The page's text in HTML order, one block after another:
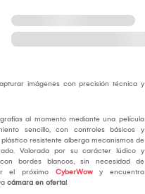
imágenes con precisión técnica y
al momento mediante una película
sencillo, con controles básicos y
resistente alberga mecanismos de
Valorada por su carácter lúdico y
bordes blancos, sin necesidad de
el próximo CyberWowy encuentra
cámara en oferta!